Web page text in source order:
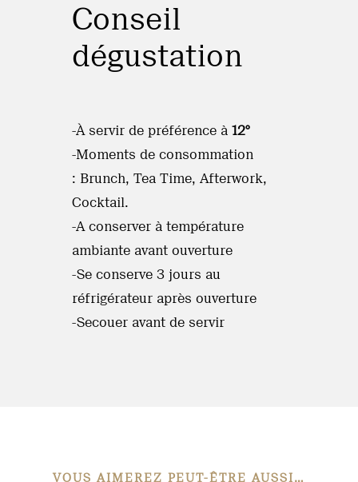
Conseil
dégustation
-À servir de préférence à 12°
-Moments de consommation
: Brunch, Tea Time, Afterwork,
Cocktail.
-A conserver à température
ambiante avant ouverture
-Se conserve 3 jours au
réfrigérateur après ouverture
-Secouer avant de servir
VOUS AIMEREZ PEUT-ÊTRE AUSSI…